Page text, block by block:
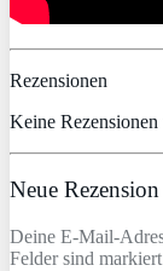
Rezensionen
Keine Rezensionen
Neue
Deine E-Mail-
Felder sind